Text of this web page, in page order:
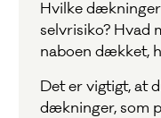
Hvilke
selvrisiko? Hvad
naboen dækket,
Det er vigtigt, at
dækninger, som